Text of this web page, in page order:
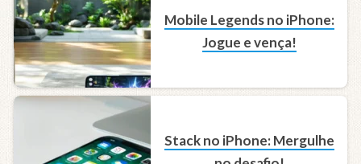
Mobile Legends no iPhone:
Jogue e vença!
Stack no iPhone: Mergulhe